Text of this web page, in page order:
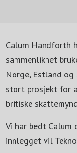
Calum Handforth
sammenliknet
Norge, Estland og
stort prosjekt for
britiske
Vi har bedt Calum
innlegget vil